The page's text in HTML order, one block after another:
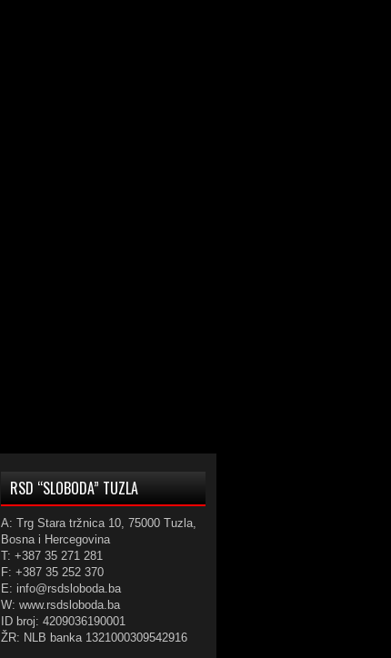
RSD “SLOBODA” TUZLA
A: Trg Stara tržnica 10, 75000 Tuzla,
Bosna i Hercegovina
T: +387 35 271 281
F: +387 35 252 370
E: info@rsdsloboda.ba
W: www.rsdsloboda.ba
ID broj: 4209036190001
ŽR: NLB banka 1321000309542916